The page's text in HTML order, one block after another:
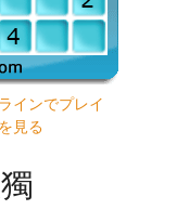
インでプレイ
見る